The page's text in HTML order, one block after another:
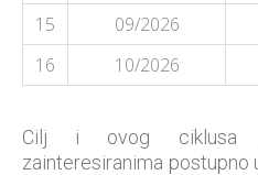
15
09/2026
16
10/2026
Cilj i ovog ciklusa
zainteresiranima postupno